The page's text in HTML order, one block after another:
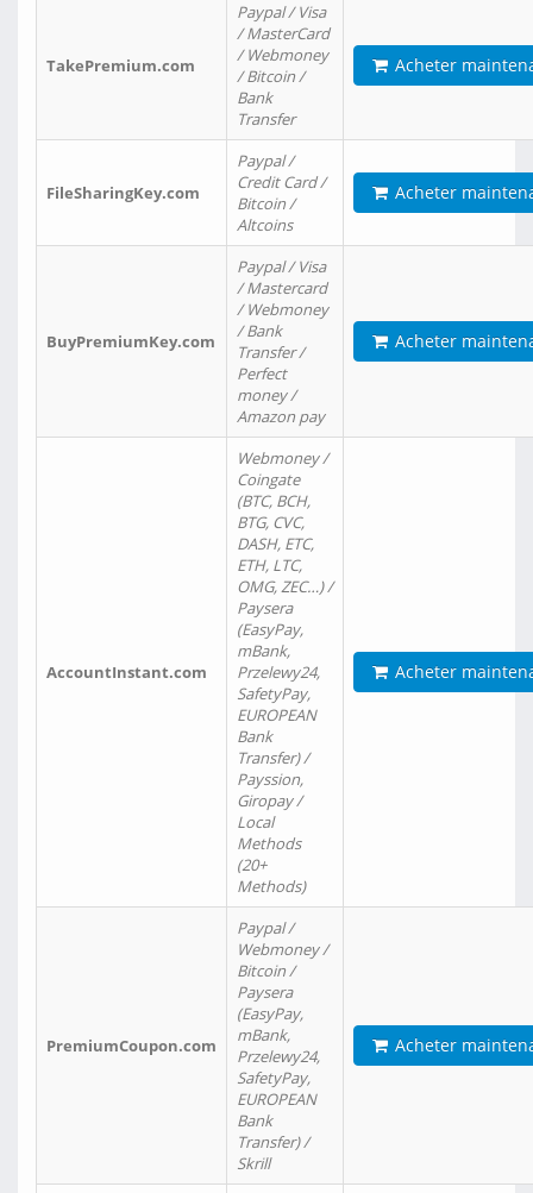
TakePremium.com
Paypal / Visa
/ MasterCard
/ Webmoney
/ Bitcoin /
Bank
Transfer
Acheter
FileSharingKey.com
Paypal /
Credit Card /
Bitcoin /
Altcoins
Acheter
BuyPremiumKey.com
Paypal / Visa
/ Mastercard
/ Webmoney
/ Bank
Transfer /
Perfect
money /
Amazon pay
Acheter
AccountInstant.com
Webmoney /
Coingate
(BTC, BCH,
BTG, CVC,
DASH, ETC,
ETH, LTC,
OMG, ZEC…) /
Paysera
(EasyPay,
mBank,
Przelewy24,
SafetyPay,
EUROPEAN
Bank
Transfer) /
Payssion,
Giropay /
Local
Methods
(20+
Methods)
Acheter
PremiumCoupon.com
Paypal /
Webmoney /
Bitcoin /
Paysera
(EasyPay,
mBank,
Przelewy24,
SafetyPay,
EUROPEAN
Bank
Transfer) /
Skrill
Acheter